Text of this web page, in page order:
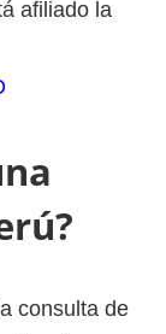
afiliado la
consulta de